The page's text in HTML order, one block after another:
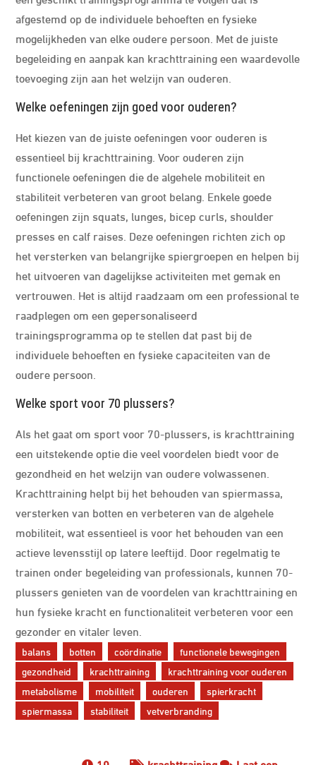
afgestemd op de individuele behoeften en fysieke
mogelijkheden van elke oudere persoon. Met de juiste
begeleiding en aanpak kan krachttraining een waardevolle
toevoeging zijn aan het welzijn van ouderen.
Welke oefeningen zijn goed voor ouderen?
Het kiezen van de juiste oefeningen voor ouderen is
essentieel bij krachttraining. Voor ouderen zijn
functionele oefeningen die de algehele mobiliteit en
stabiliteit verbeteren van groot belang. Enkele goede
oefeningen zijn squats, lunges, bicep curls, shoulder
presses en calf raises. Deze oefeningen richten zich op
het versterken van belangrijke spiergroepen en helpen bij
het uitvoeren van dagelijkse activiteiten met gemak en
vertrouwen. Het is altijd raadzaam om een professional te
raadplegen om een gepersonaliseerd
trainingsprogramma op te stellen dat past bij de
individuele behoeften en fysieke capaciteiten van de
oudere persoon.
Welke sport voor 70 plussers?
Als het gaat om sport voor 70-plussers, is krachttraining
een uitstekende optie die veel voordelen biedt voor de
gezondheid en het welzijn van oudere volwassenen.
Krachttraining helpt bij het behouden van spiermassa,
versterken van botten en verbeteren van de algehele
mobiliteit, wat essentieel is voor het behouden van een
actieve levensstijl op latere leeftijd. Door regelmatig te
trainen onder begeleiding van professionals, kunnen 70-
plussers genieten van de voordelen van krachttraining en
hun fysieke kracht en functionaliteit verbeteren voor een
gezonder en vitaler leven.
balans botten coördinatie
functionele bewegingen
gezondheid
krachttraining
krachttraining voor ouderen
metabolisme
mobiliteit ouderen
spierkracht
spiermassa
stabiliteit vetverbranding